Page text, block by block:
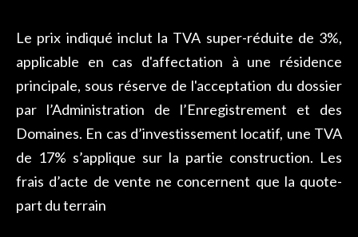
Le prix indiqué inclut la TVA super-réduite de 3%,
applicable en cas d'affectation à une résidence
principale, sous réserve de l'acceptation du dossier
par l’Administration de l’Enregistrement et des
Domaines. En cas d’investissement locatif, une TVA
de 17% s’applique sur la partie construction. Les
frais d’acte de vente ne concernent que la quote-
part du terrain